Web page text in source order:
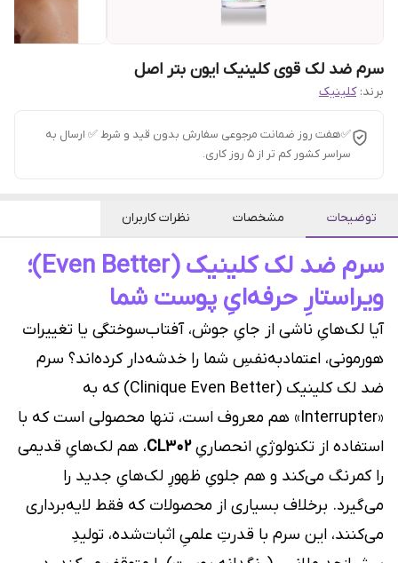
سرم ضد لک قوی کلینیک ایون بتر اصل
برند: کلینیک
✅هفت روز ضمانت مرجوعی سفارش بدون قید و شرط ✅ ارسال به
سراسر کشور کم تر از 5 روز کاری.
توضیحات مشخصات نظرات کاربران
سرم ضد لک کلینیک (Even Better)؛
ویراستارِ حرفه‌ایِ پوست شما
آیا لک‌هایِ ناشی از جایِ جوش، آفتاب‌سوختگی یا تغییرات
هورمونی، اعتماد‌به‌نفسِ شما را خدشه‌دار کرده‌اند؟ سرم
ضد لک کلینیک (Clinique Even Better) که به
«Interrupter» هم معروف است، تنها محصولی است که با
استفاده از تکنولوژیِ انحصاریِCL302، هم لک‌هایِ قدیمی
را کمرنگ می‌کند و هم جلویِ ظهورِ لک‌هایِ جدید را
می‌گیرد. برخلاف بسیاری از محصولات که فقط لایه‌برداری
می‌کنند، این سرم با قدرتِ علمیِ اثبات‌شده، تولیدِ